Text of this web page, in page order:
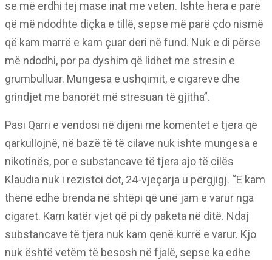
se më erdhi tej mase inat me veten. Ishte hera e parë
që më ndodhte diçka e tillë, sepse më parë çdo nismë
që kam marrë e kam çuar deri në fund. Nuk e di përse
më ndodhi, por pa dyshim që lidhet me stresin e
grumbulluar. Mungesa e ushqimit, e cigareve dhe
grindjet me banorët më stresuan të gjitha”.
Pasi Qarri e vendosi në dijeni me komentet e tjera që
qarkullojnë, në bazë të të cilave nuk ishte mungesa e
nikotinës, por e substancave të tjera ajo të cilës
Klaudia nuk i rezistoi dot, 24-vjeçarja u përgjigj. “E kam
thënë edhe brenda në shtëpi që unë jam e varur nga
cigaret. Kam katër vjet që pi dy paketa në ditë. Ndaj
substancave të tjera nuk kam qenë kurrë e varur. Kjo
nuk është vetëm të besosh në fjalë, sepse ka edhe